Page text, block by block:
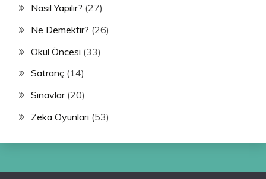
Nasıl Yapılır? (27)
Ne Demektir? (26)
Okul Öncesi (33)
Satranç (14)
Sınavlar(20)
Zeka Oyunları (53)